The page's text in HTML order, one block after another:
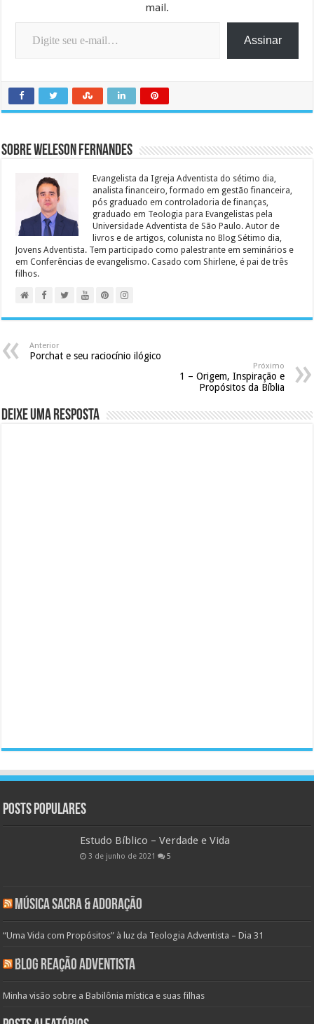
mail.
Digite seu e-mail…
Assinar
Sobre Weleson Fernandes
Evangelista da Igreja Adventista do sétimo dia,
analista financeiro, formado em gestão financeira,
pós graduado em controladoria de finanças,
graduado em Teologia para Evangelistas pela
Universidade Adventista de São Paulo. Autor de
livros e de artigos, colunista no Blog Sétimo dia,
Jovens Adventista. Tem participado como palestrante em seminários e
em Conferências de evangelismo. Casado com Shirlene, é pai de três
filhos.
Anterior
Porchat e seu raciocínio ilógico
Próximo
1 – Origem, Inspiração e
Propósitos da Bíblia
Deixe uma resposta
Posts populares
Estudo Bíblico – Verdade e Vida
3 de junho de 2021 5
Música Sacra & Adoração
“Uma Vida com Propósitos” à luz da Teologia Adventista – Dia 31
Blog Reação Adventista
Minha visão sobre a Babilônia mística e suas filhas